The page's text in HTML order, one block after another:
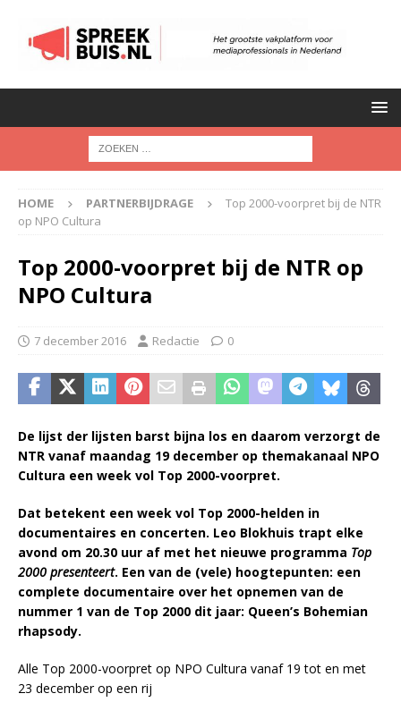
HOME PARTNERBIJDRAGE
Top 2000-voorpret bij de NTR
op NPO Cultura
Top 2000-voorpret bij de NTR op
NPO Cultura
7 december 2016 Redactie 0
De lijst der lijsten barst bijna los en daarom verzorgt de
NTR vanaf maandag 19 december op themakanaal NPO
Cultura een week vol Top 2000-voorpret.
Dat betekent een week vol Top 2000-helden in
documentaires en concerten. Leo Blokhuis trapt elke
avond om 20.30 uur af met het nieuwe programma Top
2000 presenteert. Een van de (vele) hoogtepunten: een
complete documentaire over het opnemen van de
nummer 1 van de Top 2000 dit jaar: Queen’s Bohemian
rhapsody.
Alle Top 2000-voorpret op NPO Cultura vanaf 19 tot en met
23 december op een rij